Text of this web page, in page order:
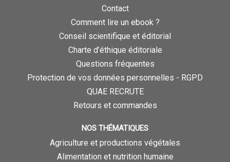
Contact
Comment lire un ebook ?
Conseil scientifique et éditorial
Charte d’éthique éditoriale
Questions fréquentes
Protection de vos données personnelles - RGPD
QUAE RECRUTE
Retours et commandes
NOS THÉMATIQUES
Agriculture et productions végétales
Alimentation et nutrition humaine